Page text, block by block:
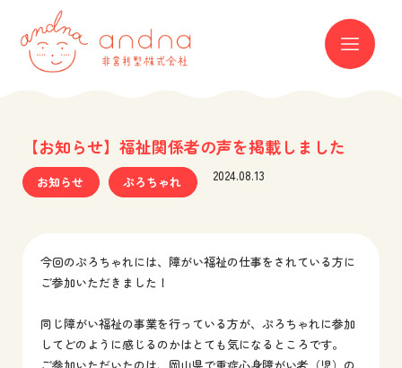
【お知らせ】福祉関係者の声を掲載しました
お知らせ ぷろちゃれ 2024.08.13
今回のぷろちゃれには、障がい福祉の仕事をされている方に
ご参加いただきました！
同じ障がい福祉の事業を行っている方が、ぷろちゃれに参加
してどのように感じるのかはとても気になるところです。